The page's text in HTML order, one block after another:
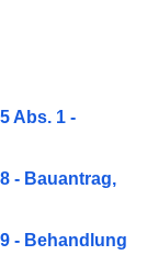
Abs. 1 -
- Bauantrag,
- Behandlung